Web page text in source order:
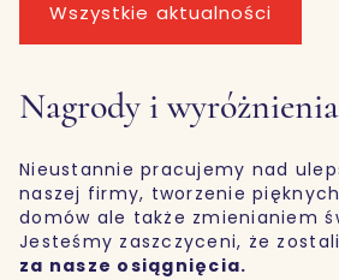
Wszystkie aktualności
Nagrody i wyróżnienia
Nieustannie pracujemy nad
naszej firmy, tworzenie
domów ale także zmienianiem
Jesteśmy zaszczyceni, że
za nasze osiągnięcia.